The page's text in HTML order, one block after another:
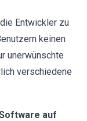
Entwickler zu
keinen
unerwünschte
verschiedene
auf